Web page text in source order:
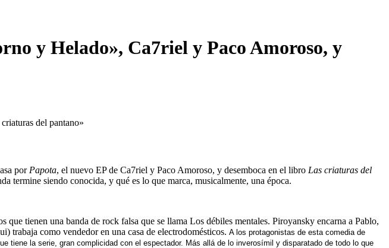
y Helado», Ca7riel y Paco Amoroso, y
por Papota, el nuevo EP de Ca7riel y Paco Amoroso, y desemboca en el libro Las criaturas del
termine siendo conocida, y qué es lo que marca, musicalmente, una época.
tienen una banda de rock falsa que se llama Los débiles mentales. Piroyansky encarna a Pablo,
como vendedor en una casa de electrodomésticos. A los protagonistas de esta comedia de
tiene la serie, gran complicidad con el espectador. Más allá de lo inverosímil y disparatado de todo lo que